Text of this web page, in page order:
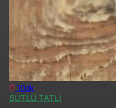
10dk
SÜTLÜ TATLI